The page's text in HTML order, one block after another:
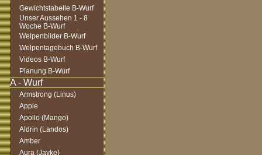
Gewichtstabelle B-Wurf
Unser Aussehen 1 - 8
Woche B-Wurf
Welpenbilder B-Wurf
Welpentagebuch B-Wurf
Videos B-Wurf
Planung B-Wurf
Armstrong (Linus)
Apple
Apollo (Mango)
Aldrin (Landos)
Amber
Aura (Jayke)